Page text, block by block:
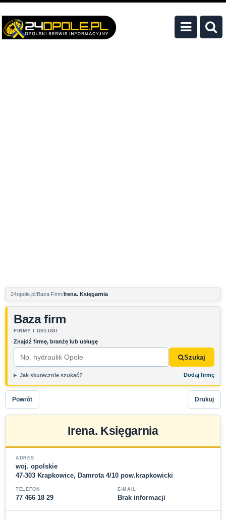
24opole.pl Baza Firm Irena. Księgarnia
Baza firm
FIRMY I USŁUGI
Znajdź firmę, branżę lub usługę
Szukaj
Jak skutecznie szukać? Dodaj firmę
Powrót Drukuj
Irena. Księgarnia
ADRES
woj. opolskie
47-303 Krapkowice, Damrota 4/10 pow.krapkowicki
TELEFON
77 466 18 29
E-MAIL
Brak informacji